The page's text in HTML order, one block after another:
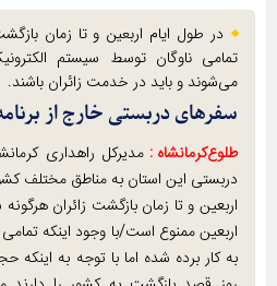
در طول ایام اربعین و تا زمان
تمامی ناوگان توسط سیستم
می‌شوند و باید در خدمت زائران باشند.
سفرهای دربستی خارج از
طلوع‌‌کرمانشاه : مدیرکل راهداری
دربستی این استان به مناطق مختلف
اربعین و تا زمان بازگشت زائران
اربعین ممنوع است/با وجود اینکه
به کار برده شده اما با توجه به اینکه